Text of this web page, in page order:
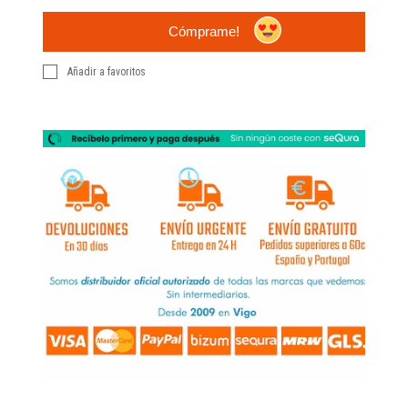
Cómprame!
Añadir a favoritos